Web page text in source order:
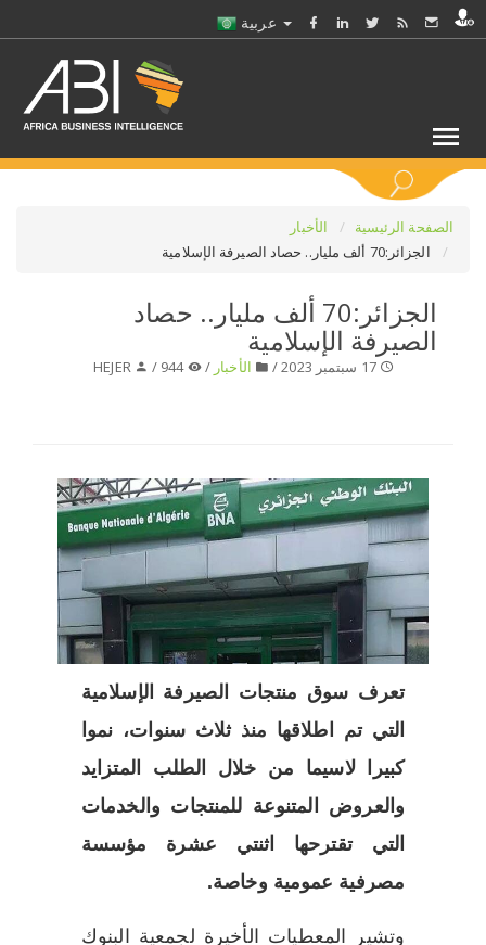
اختر بلدا/بلدان
الصفحة الرئيسية
الأخبار
الجزائر:70 ألف مليار.. حصاد الصيرفة الإسلامية
الجزائر:70 ألف مليار.. حصاد
الصيرفة الإسلامية
17 سبتمبر 2023 / الأخبار /
944 /
HEJER
تعرف سوق منتجات الصيرفة الإسلامية
التي تم اطلاقها منذ ثلاث سنوات، نموا
كبيرا لاسيما من خلال الطلب المتزايد
والعروض المتنوعة للمنتجات والخدمات
التي تقترحها اثنتي عشرة مؤسسة
مصرفية عمومية وخاصة.
وتشير المعطيات الأخيرة لجمعية البنوك